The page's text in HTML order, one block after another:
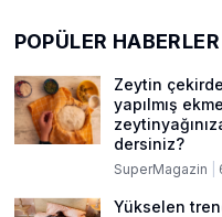
POPÜLER HABERLER
Zeytin
yapılmış
dersiniz?
SuperMagazin
Yükselen